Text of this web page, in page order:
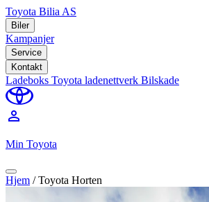
Toyota Bilia AS
Biler
Kampanjer
Service
Kontakt
Ladeboks Toyota ladenettverk Bilskade
perm_identity
Min Toyota
Hjem /Toyota Horten